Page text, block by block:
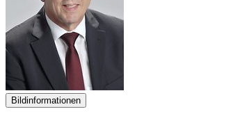
Bildinformationen